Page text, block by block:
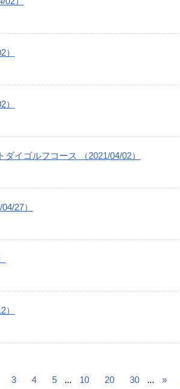
イゴルフコース （2021/04/02）
27）
3 4 5 ... 10 20 30 ... »